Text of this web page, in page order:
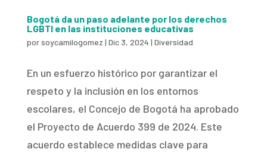
Bogotá da un paso adelante por los derechos
LGBTI en las instituciones educativas
porsoycamilogomez | Dic 3, 2024 | Diversidad
En un esfuerzo histórico por garantizar el
respeto y la inclusión en los entornos
escolares, el Concejo de Bogotá ha aprobado
el Proyecto de Acuerdo 399 de 2024. Este
acuerdo establece medidas clave para